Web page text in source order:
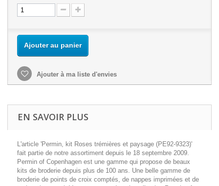
Ajouter au panier
Ajouter à ma liste d'envies
EN SAVOIR PLUS
L'article 'Permin, kit Roses trémières et paysage (PE92-9323)'
fait partie de notre assortiment depuis le 18 septembre 2009.
Permin of Copenhagen est une gamme qui propose de beaux
kits de broderie depuis plus de 100 ans. Une belle gamme de
broderie de points de croix comptés, de nappes imprimées et de